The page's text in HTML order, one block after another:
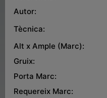
Autor:
Tècnica:
Alt x Ample (Marc):
Gruix:
Porta Marc:
Requereix Marc: